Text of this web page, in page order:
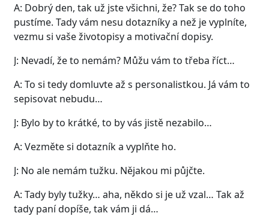
A: Dobrý den, tak už jste všichni, že? Tak se do toho
pustíme. Tady vám nesu dotazníky a než je vyplníte,
vezmu si vaše životopisy a motivační dopisy.
J: Nevadí, že to nemám? Můžu vám to třeba říct…
A: To si tedy domluvte až s personalistkou. Já vám to
sepisovat nebudu…
J: Bylo by to krátké, to by vás jistě nezabilo…
A: Vezměte si dotazník a vyplňte ho.
J: No ale nemám tužku. Nějakou mi půjčte.
A: Tady byly tužky… aha, někdo si je už vzal… Tak až
tady paní dopíše, tak vám ji dá…